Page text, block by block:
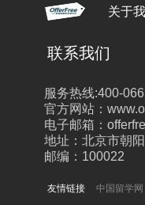
关于
中国留学网
服务热线:400-
官方网站：
电子邮箱：
地址：北京市朝
邮编：100022
联系我们
友情链接